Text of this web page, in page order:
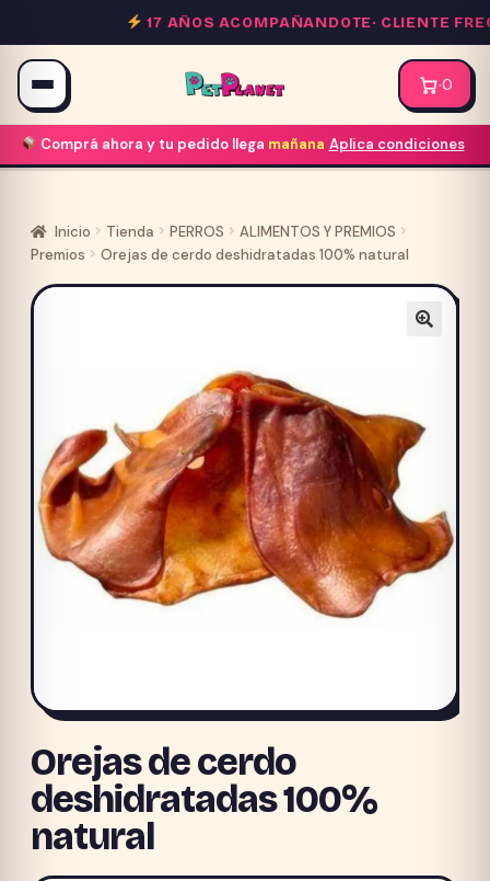
al
contenido
17 AÑOS ACOMPAÑANDOTE·CLIENTE
·0
Comprá ahora y tu pedido llega mañana Aplica condiciones
Inicio Tienda PERROS
ALIMENTOS Y PREMIOS
Premios
Orejas de cerdo deshidratadas 100% natural
Orejas de cerdo
deshidratadas 100%
natural